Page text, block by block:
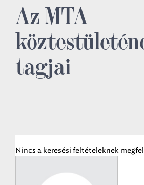
Az MTA
tagjai
Nincs a keresési feltételeknek